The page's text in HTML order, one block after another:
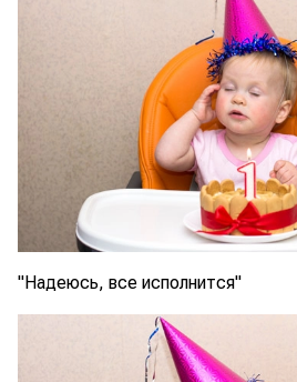
"Надеюсь, все исполнится"